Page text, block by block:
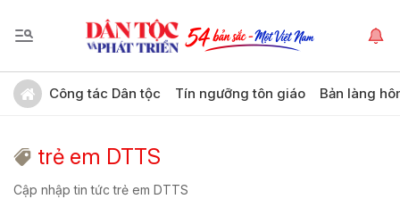
Công tác Dân tộc Tín ngưỡng tôn giáo Bản làng
trẻ em DTTS
Cập nhập tin tức trẻ em DTTS